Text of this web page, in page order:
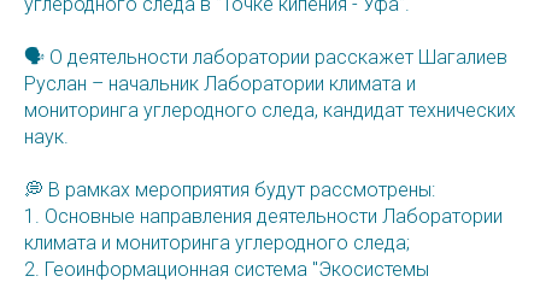
🗣 О деятельности лаборатории расскажет Шагалиев
Руслан – начальник Лаборатории климата и
мониторинга углеродного следа, кандидат технических
наук.
💭 В рамках мероприятия будут рассмотрены:
1. Основные направления деятельности Лаборатории
климата и мониторинга углеродного следа;
2. Геоинформационная система "Экосистемы